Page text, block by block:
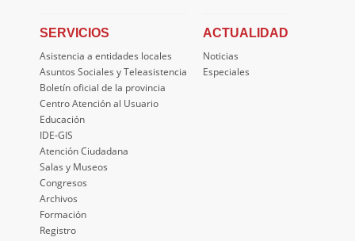
SERVICIOS
Asistencia a entidades locales
Asuntos Sociales y Teleasistencia
Boletín oficial de la provincia
Centro Atención al Usuario
Educación
IDE-GIS
Atención Ciudadana
Salas y Museos
Congresos
Archivos
Formación
Registro
ACTUALIDAD
Noticias
Especiales